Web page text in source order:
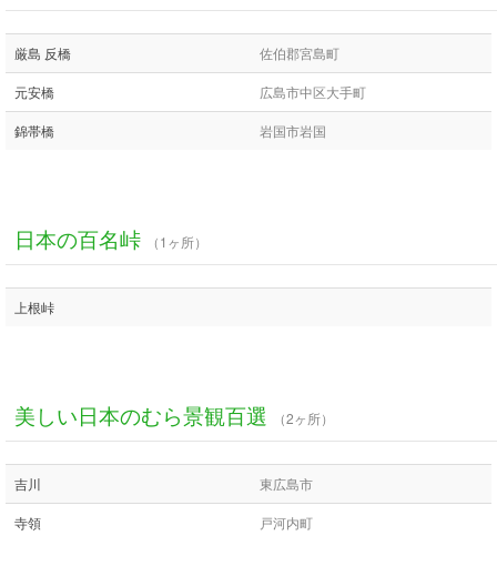
厳島 反橋 佐伯郡宮島町
元安橋 広島市中区大手町
錦帯橋 岩国市岩国
日本の百名峠 （1ヶ所）
上根峠
美しい日本のむら景観百選 （2ヶ所）
吉川 東広島市
寺領 戸河内町